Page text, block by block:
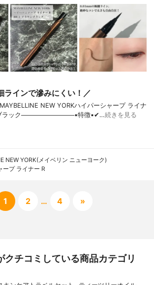
インで滲みにくい！／
NEW YORKハイパーシャープ ライナ
ラック────────────▪️特徴▪️✔…続きを見る
NEW YORK(メイベリン ニューヨーク)
ープ ライナー R
1 2 … 4 »
チコミしている商品カテゴリ